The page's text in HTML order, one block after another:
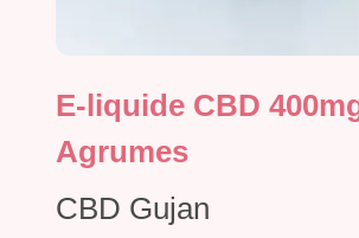
E-liquide CBD
Agrumes
CBD Gujan